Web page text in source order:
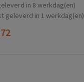
in 8 werkdag(en)
geleverd in 1 werkdag(en)